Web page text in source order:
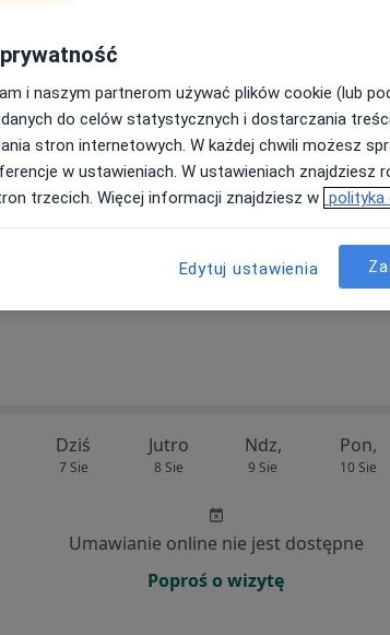
Dziś
7 Sie
Jutro
8 Sie
Ndz,
9 Sie
Pon,
10 Sie
Umawianie online nie jest dostępne
Dziś
7 Sie
Jutro
8 Sie
Ndz,
9 Sie
Pon,
10 Sie
Umawianie online nie jest dostępne
Poproś o wizytę
i naszym partnerom używać plików cookie (lub
do celów statystycznych i dostarczania
stron internetowych. W każdej chwili możesz
w ustawieniach. W ustawieniach znajdziesz
trzecich. Więcej informacji znajdziesz w polityka
Edytuj ustawienia